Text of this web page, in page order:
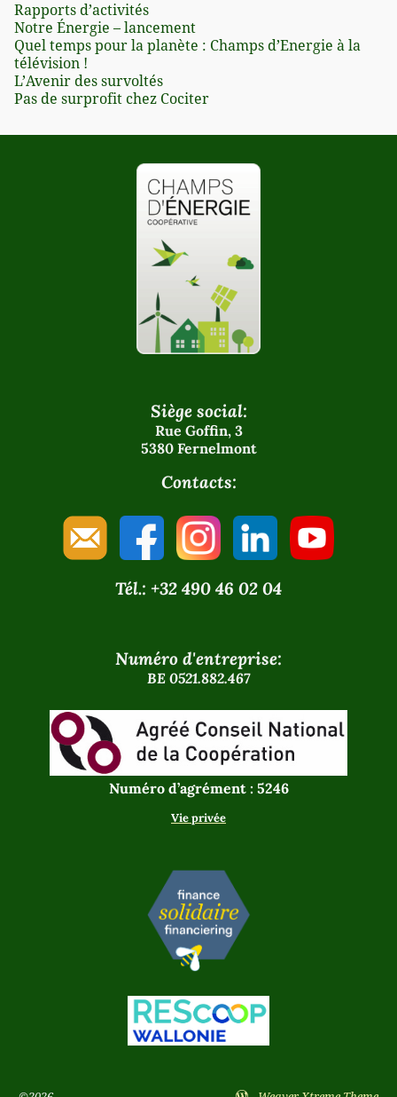
Rapports d’activités
Notre Énergie – lancement
Quel temps pour la planète : Champs d’Energie à la
télévision !
L’Avenir des survoltés
Pas de surprofit chez Cociter
Siège social:
Rue Goffin, 3
5380 Fernelmont
Contacts:
Tél.: +32 490 46 02 04
Numéro d'entreprise:
BE 0521.882.467
Numéro d’agrément : 5246
Vie privée